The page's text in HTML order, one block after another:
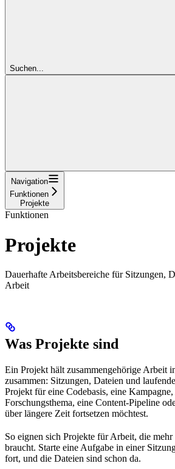
Suchen...
Navigation
Funktionen
Projekte
Funktionen
Projekte
Dauerhafte Arbeitsbereiche für Sitzungen,
Arbeit
Was Projekte sind
Ein Projekt hält zusammengehörige Arbeit
zusammen: Sitzungen, Dateien und
Projekt für eine Codebasis, eine
Forschungsthema, eine Content-Pipeline
über längere Zeit fortsetzen möchtest.
So eignen sich Projekte für Arbeit, die mehr
braucht. Starte eine Aufgabe in einer
fort, und die Dateien sind schon da.